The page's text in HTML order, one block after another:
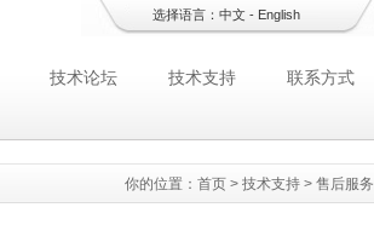
选择语言： 中文- English
技术论坛 技术支持 联系方式
你的位置： 首页 > 技术支持 > 售后服务